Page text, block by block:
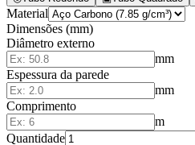
Material
Dimensões (mm)
Diâmetro externo
mm
Espessura da parede
mm
Comprimento
m
Quantidade